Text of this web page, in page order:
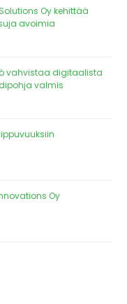
Oy kehittää
avoimia
vahvistaa digitaalista
valmis
Oy